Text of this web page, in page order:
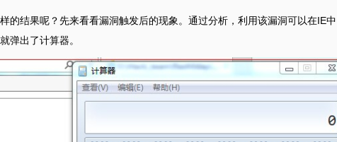
的结果呢？先来看看漏洞触发后的现象。通过分析，利用该漏洞可以在IE中
弹出了计算器。